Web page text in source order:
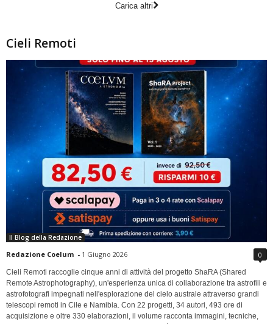
Carica altri
Cieli Remoti
Il Blog della Redazione
Redazione Coelum - 1 Giugno 2026 0
Cieli Remoti raccoglie cinque anni di attività del progetto ShaRA (Shared
Remote Astrophotography), un'esperienza unica di collaborazione tra astrofili e
astrofotografi impegnati nell'esplorazione del cielo australe attraverso grandi
telescopi remoti in Cile e Namibia. Con 22 progetti, 34 autori, 493 ore di
acquisizione e oltre 330 elaborazioni, il volume racconta immagini, tecniche,